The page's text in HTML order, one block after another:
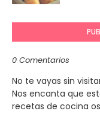
0 Comentarios
No te vayas sin
Nos encanta que
recetas de cocina